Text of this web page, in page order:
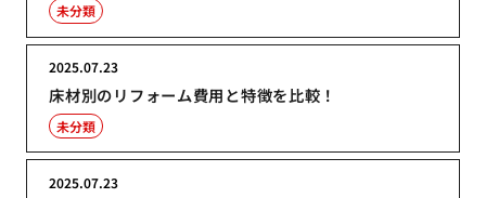
未分類
床材別のリフォーム費用と特徴を比較！
2025.07.23
未分類
2025.07.23